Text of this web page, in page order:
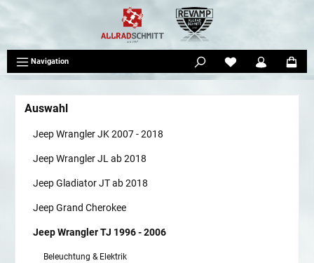
Navigation
Auswahl
Jeep Wrangler JK 2007 - 2018
Jeep Wrangler JL ab 2018
Jeep Gladiator JT ab 2018
Jeep Grand Cherokee
Jeep Wrangler TJ 1996 - 2006
Beleuchtung & Elektrik